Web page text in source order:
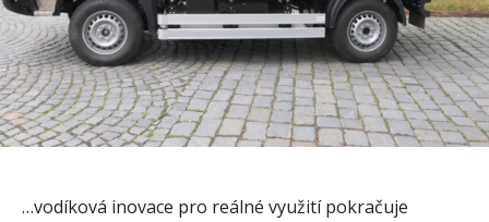
…vodíková inovace pro reálné využití pokračuje